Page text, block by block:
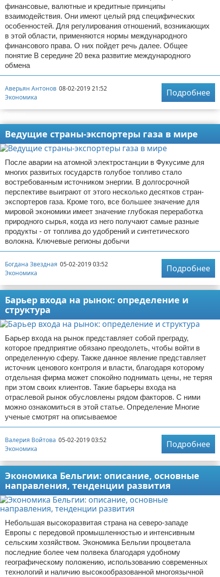
финансовые, валютные и кредитные принципы
взаимодействия. Они имеют целый ряд специфических
особенностей. Для регулирования отношений, возникающих
в этой области, применяются нормы международного
финансового права. О них пойдет речь далее. Общее
понятие В середине 20 века развитие международного
обмена
Аверьян Антонов 08-02-2019 21:52
Экономика
Подробнее
Ведущие страны-экспортеры газа в мире
После аварии на атомной электростанции в Фукусиме для
многих развитых государств голубое топливо стало
востребованным источником энергии. В долгосрочной
перспективе выиграют от этого несколько десятков стран-
экспортеров газа. Кроме того, все большее значение для
мировой экономики имеет значение глубокая переработка
природного сырья, когда из него получают самые разные
продукты - от топлива до удобрений и синтетического
волокна. Ключевые регионы добычи
Богдана Звездная 05-02-2019 03:52
Экономика
Подробнее
Барьер входа на рынок: определение и
структура
Барьер входа на рынок представляет собой преграду,
которое предприятие обязано преодолеть, чтобы войти в
определенную сферу. Также данное явление представляет
источник ценового контроля и власти, благодаря которому
отдельная фирма может спокойно поднимать цены, не теряя
при этом своих клиентов. Такие барьеры входа на
отраслевой рынок обусловлены рядом факторов. С ними
можно ознакомиться в этой статье. Определение Многие
ученые смотрят на описываемое
Валерия Войтова 05-02-2019 03:52
Экономика
Подробнее
Экономика Бельгии: описание, основные
направления, тенденции развития
Небольшая высокоразвитая страна на северо-западе
Европы с передовой промышленностью и интенсивным
сельским хозяйством. Экономика Бельгии процветала
последние более чем полвека благодаря удобному
географическому положению, использованию современных
технологий и наличию высокообразованной многоязычной